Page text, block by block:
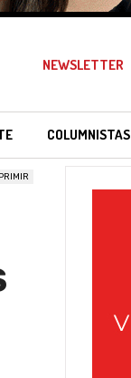
NEWSLETTER
COLUMNISTAS